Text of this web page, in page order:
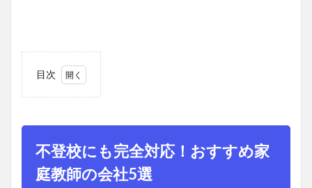
目次
校に
全対
応！
おす
不登校にも完全対応！おすすめ家
庭教師の会社5選